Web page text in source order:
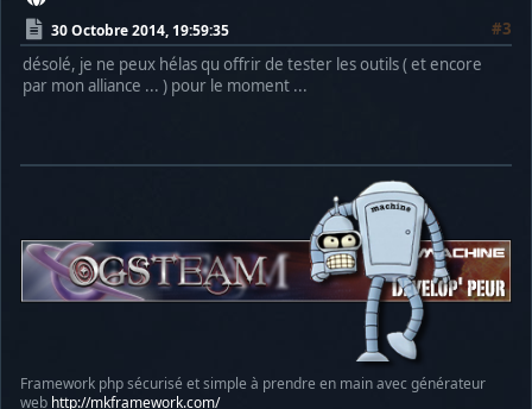
30 Octobre 2014, 19:59:35
#3
désolé, je ne peux hélas qu offrir de tester les outils ( et encore
par mon alliance ... ) pour le moment ...
Framework php sécurisé et simple à prendre en main avec générateur
web http://mkframework.com/